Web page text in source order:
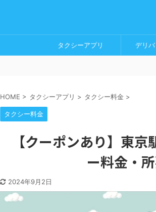
タクシーアプリ デリ
HOME > タクシーアプリ > タクシー料金 >
タクシー料金
【クーポンあり】東
ー料金・
2024年9月2日